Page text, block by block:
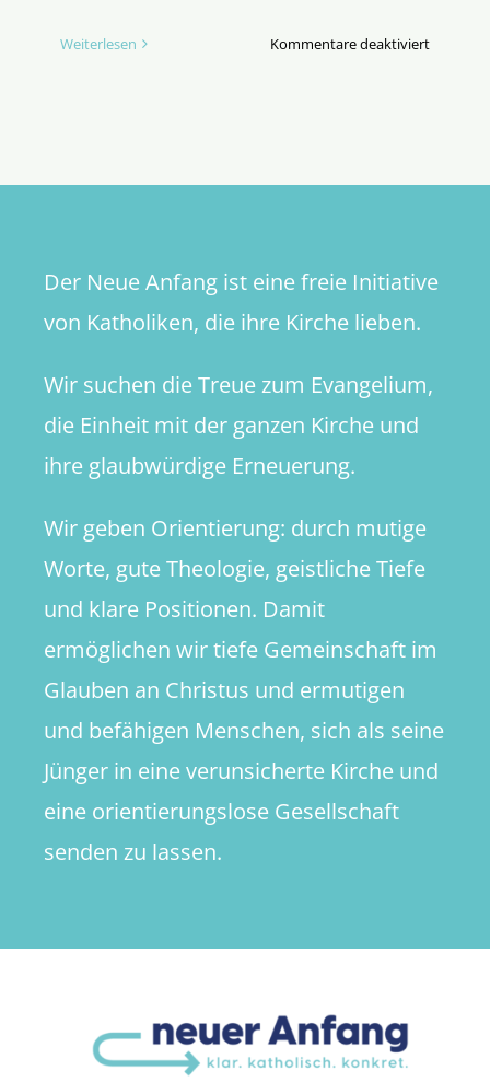
Weiterlesen Kommentare deaktiviertfür
Der Neue Anfang ist eine freie Initiative
von Katholiken, die ihre Kirche lieben.
Wir suchen die Treue zum Evangelium,
die Einheit mit der ganzen Kirche und
ihre glaubwürdige Erneuerung.
Wir geben Orientierung: durch mutige
Worte, gute Theologie, geistliche Tiefe
und klare Positionen. Damit
ermöglichen wir tiefe Gemeinschaft im
Glauben an Christus und ermutigen
und befähigen Menschen, sich als seine
Jünger in eine verunsicherte Kirche und
eine orientierungslose Gesellschaft
senden zu lassen.